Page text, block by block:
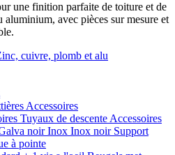
une finition parfaite de toiture et de
avec pièces sur mesure et
cuivre, plomb et alu
Accessoires
Tuyaux de descente Accessoires
noirInox Inox noir Support
à pointe